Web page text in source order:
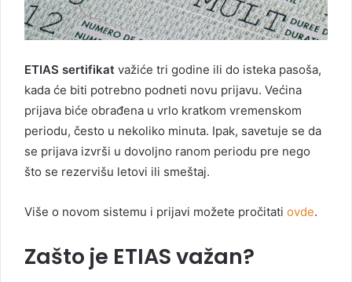
ETIAS sertifikat važiće tri godine ili do isteka pasoša,
kada će biti potrebno podneti novu prijavu. Većina
prijava biće obrađena u vrlo kratkom vremenskom
periodu, često u nekoliko minuta. Ipak, savetuje se da
se prijava izvrši u dovoljno ranom periodu pre nego
što se rezervišu letovi ili smeštaj.
Više o novom sistemu i prijavi možete pročitati ovde.
Zašto je ETIAS važan?